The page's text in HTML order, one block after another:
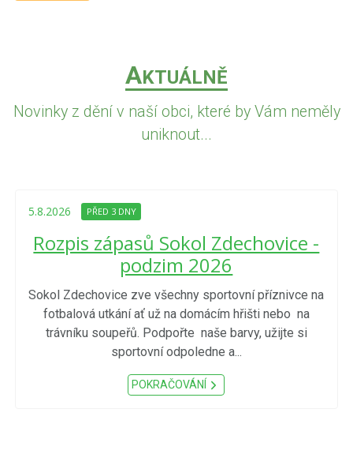
AKTUÁLNĚ
Novinky z dění v naší obci, které by Vám neměly
uniknout...
5.8.2026 PŘED 3 DNY
Rozpis zápasů Sokol Zdechovice -
podzim 2026
Sokol Zdechovice zve všechny sportovní příznivce na
fotbalová utkání ať už na domácím hřišti nebo na
trávníku soupeřů. Podpořte naše barvy, užijte si
sportovní odpoledne a...
POKRAČOVÁNÍ